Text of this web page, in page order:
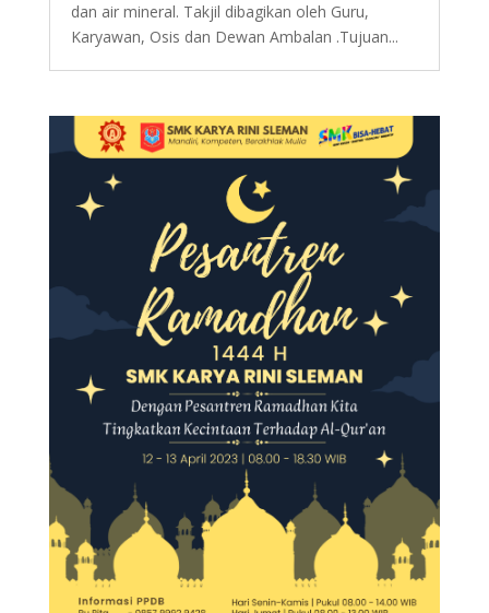
dan air mineral. Takjil dibagikan oleh Guru,
Karyawan, Osis dan Dewan Ambalan .Tujuan...